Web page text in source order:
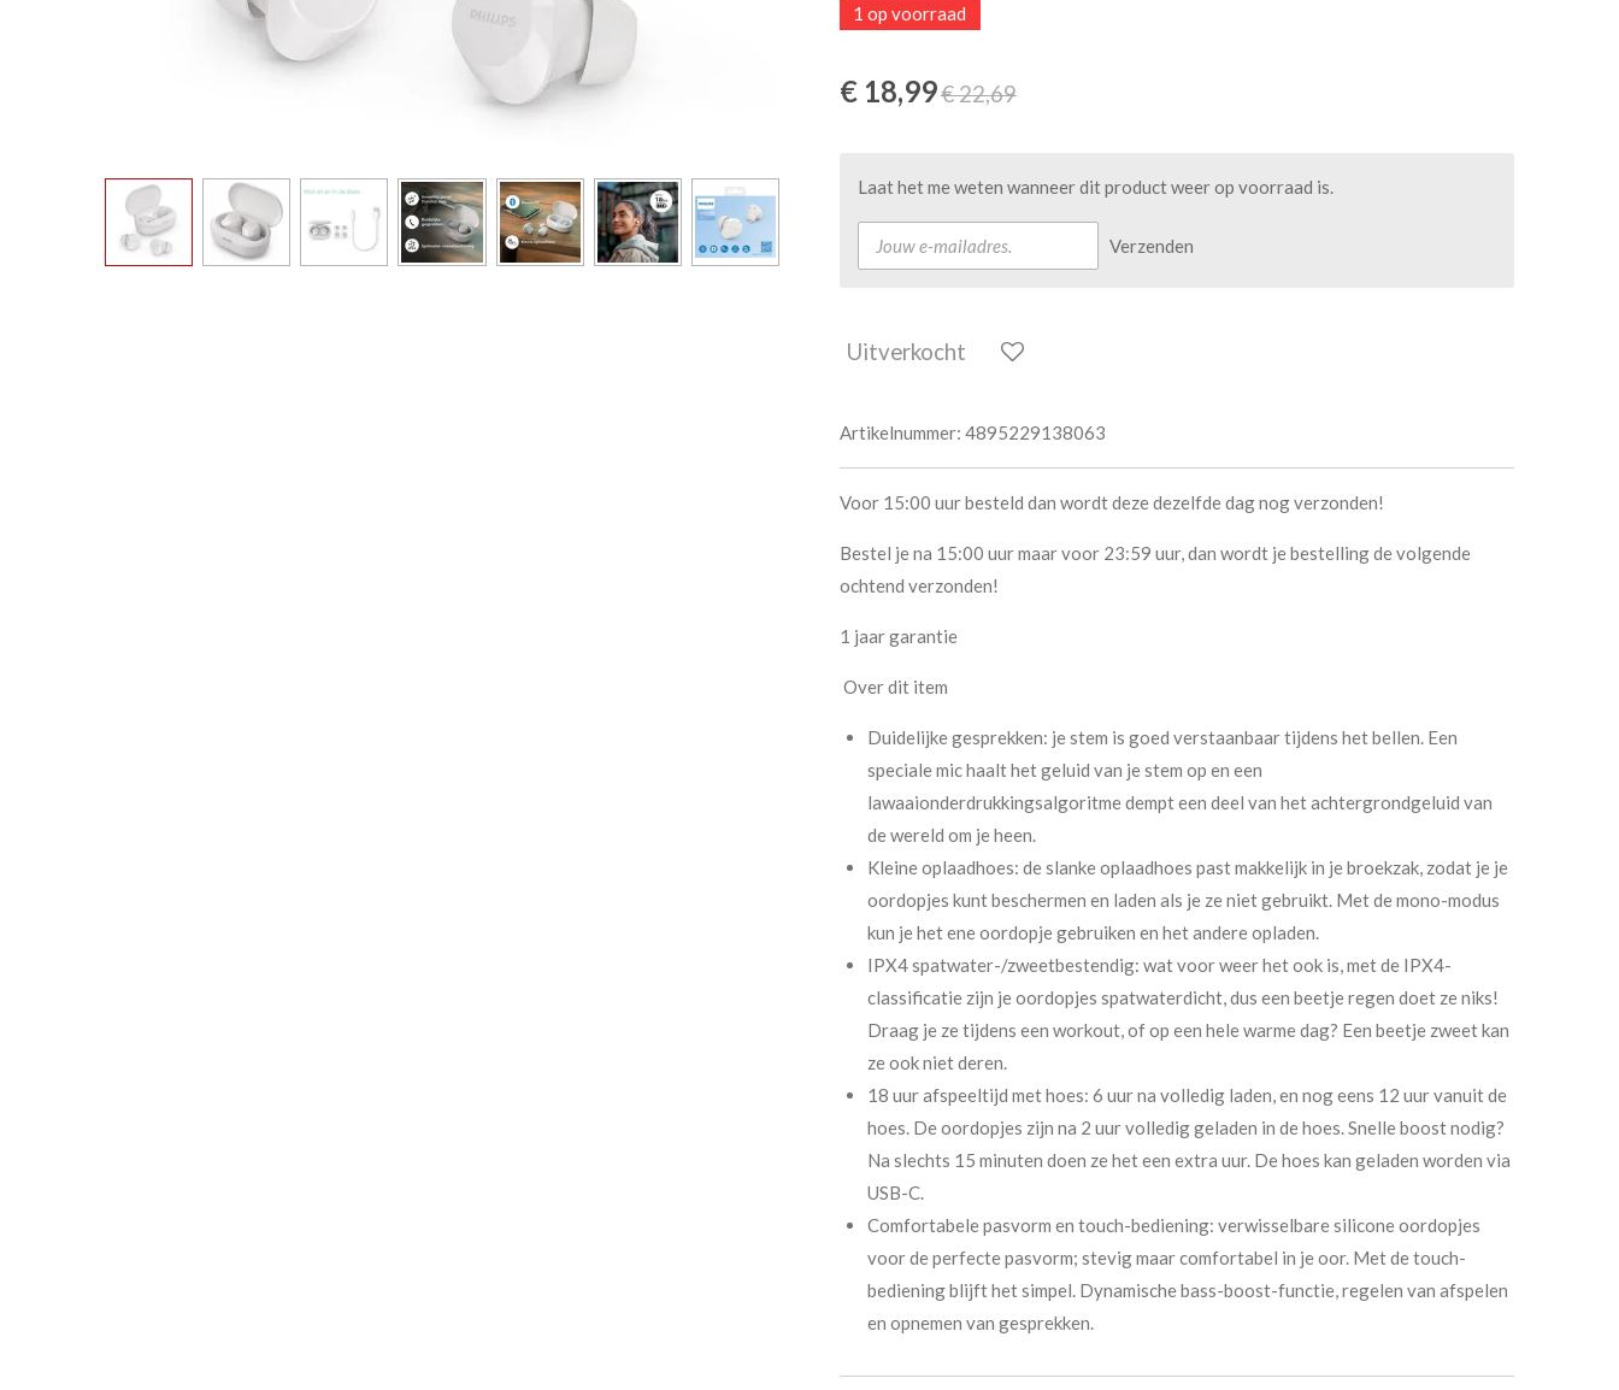
1 op voorraad
€ 18,99€ 22,69
Laat het me weten wanneer dit product weer op voorraad is.
Verzenden
Uitverkocht
Artikelnummer: 4895229138063
Voor 15:00 uur besteld dan wordt deze dezelfde dag nog verzonden!
Bestel je na 15:00 uur maar voor 23:59 uur, dan wordt je bestelling de volgende
ochtend verzonden!
1 jaar garantie
Over dit item
Duidelijke gesprekken: je stem is goed verstaanbaar tijdens het bellen. Een
speciale mic haalt het geluid van je stem op en een
lawaaionderdrukkingsalgoritme dempt een deel van het achtergrondgeluid van
de wereld om je heen.
Kleine oplaadhoes: de slanke oplaadhoes past makkelijk in je broekzak, zodat je je
oordopjes kunt beschermen en laden als je ze niet gebruikt. Met de mono-modus
kun je het ene oordopje gebruiken en het andere opladen.
IPX4 spatwater-/zweetbestendig: wat voor weer het ook is, met de IPX4-
classificatie zijn je oordopjes spatwaterdicht, dus een beetje regen doet ze niks!
Draag je ze tijdens een workout, of op een hele warme dag? Een beetje zweet kan
ze ook niet deren.
18 uur afspeeltijd met hoes: 6 uur na volledig laden, en nog eens 12 uur vanuit de
hoes. De oordopjes zijn na 2 uur volledig geladen in de hoes. Snelle boost nodig?
Na slechts 15 minuten doen ze het een extra uur. De hoes kan geladen worden via
USB-C.
Comfortabele pasvorm en touch-bediening: verwisselbare silicone oordopjes
voor de perfecte pasvorm; stevig maar comfortabel in je oor. Met de touch-
bediening blijft het simpel. Dynamische bass-boost-functie, regelen van afspelen
en opnemen van gesprekken.